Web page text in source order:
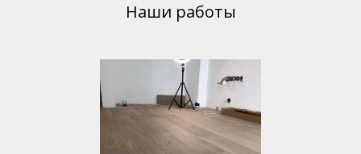
Наши работы